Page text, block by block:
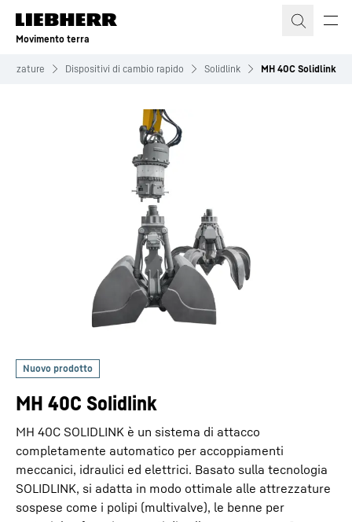
Movimento terra
Dispositivi di cambio rapido Solidlink MH 40C Solidlink
MH 40C Solidlink
MH 40C SOLIDLINK è un sistema di attacco
completamente automatico per accoppiamenti
meccanici, idraulici ed elettrici. Basato sulla tecnologia
SOLIDLINK, si adatta in modo ottimale alle attrezzature
sospese come i polipi (multivalve), le benne per